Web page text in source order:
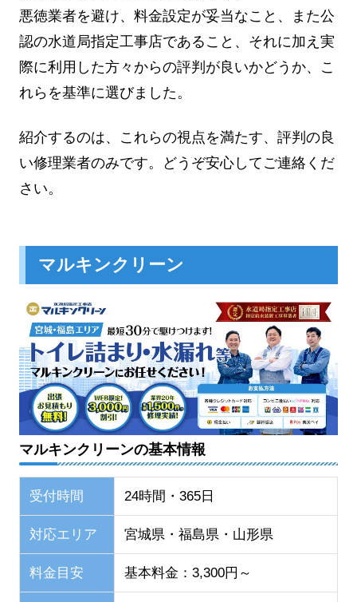
悪徳業者を避け、料金設定が妥当なこと、また公
認の水道局指定工事店であること、それに加え実
際に利用した方々からの評判が良いかどうか、こ
れらを基準に選びました。
紹介するのは、これらの視点を満たす、評判の良
い修理業者のみです。どうぞ安心してご連絡くだ
さい。
マルキンクリーン
マルキンクリーンの基本情報
受付時間 24時間・365日
対応エリア 宮城県・福島県・山形県
料金目安 基本料金：3,300円～